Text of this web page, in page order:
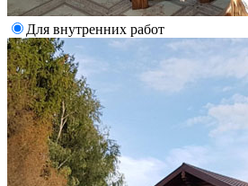
Для внутренних работ